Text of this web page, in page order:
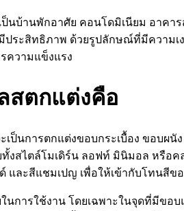
นบ้านพักอาศัย คอนโดมิเนียม อาค
ระสิทธิภาพ ด้วยรูปลักษณ์ที่มีความ
ความแข็งแรง
สตกแต่งคือ
ป็นการตกแต่งขอบกระเบื้อง ขอบ
สไตล์โมเดิร์น ลอฟท์ มินิมอล หรือ
และสีแชมเปญ เพื่อให้เข้ากับโทนสี
นการใช้งาน โดยเฉพาะในจุดที่มีข